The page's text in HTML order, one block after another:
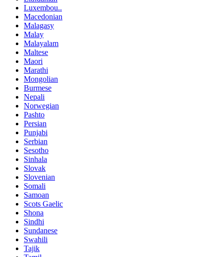
Luxembou..
Macedonian
Malagasy
Malay
Malayalam
Maltese
Maori
Marathi
Mongolian
Burmese
Nepali
Norwegian
Pashto
Persian
Punjabi
Serbian
Sesotho
Sinhala
Slovak
Slovenian
Somali
Samoan
Scots Gaelic
Shona
Sindhi
Sundanese
Swahili
Tajik